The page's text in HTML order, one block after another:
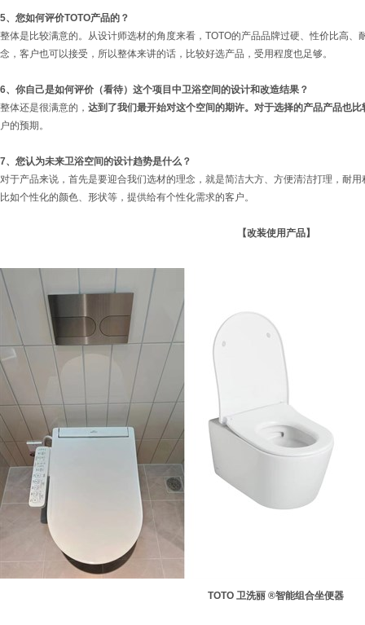
5、您如何评价TOTO产品的？
整体是比较满意的。从设计师选材的角度来看，TOTO的产品品牌过硬、性价比高、
念，客户也可以接受，所以整体来讲的话，比较好选产品，受用程度也足够。
6、你自己是如何评价（看待）这个项目中卫浴空间的设计和改造结果？
整体还是很满意的， 达到了我们最开始对这个空间的期许。对于选择的产品产品也
户的预期。
7、您认为未来卫浴空间的设计趋势是什么？
对于产品来说，首先是要迎合我们选材的理念，就是简洁大方、方便清洁打理，耐
比如个性化的颜色、形状等，提供给有个性化需求的客户。
【改装使用产品】
TOTO卫洗丽 ®智能组合坐便器